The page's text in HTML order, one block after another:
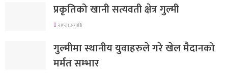
प्रकृतिको खानी सत्यवती क्षेत्र गुल्मी
२ हप्ता अगाडि
गुल्मीमा स्थानीय युवाहरुले गरे खेल मैदानको
मर्मत सम्भार